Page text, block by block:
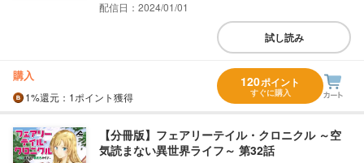
配信日：2024/01/01
試し読み
購入
1%還元 ：1ポイント獲得
120ポイント
すぐに購入
【分冊版】フェアリーテイル・クロニクル ～空
気読まない異世界ライフ～ 第32話